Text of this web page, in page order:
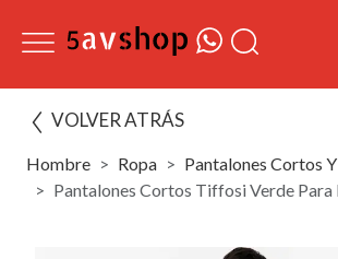
VOLVER ATRÁS
Hombre Ropa
Pantalones Cortos
Pantalones Cortos Tiffosi Verde